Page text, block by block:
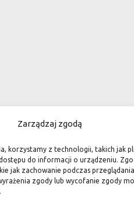
Zarządzaj zgodą
korzystamy z technologii, takich jak
do informacji o urządzeniu.
jak zachowanie podczas
zgody lub wycofanie zgody